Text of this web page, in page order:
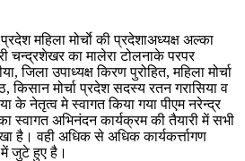
महिला मोर्चाे की प्रदेशाअध्यक्ष अल्का
चन्द्रशेखर का मालेरा टोलनाके परपर
जिला उपाध्यक्ष किरण पुरोहित, महिला मोर्चा
किसान मोर्चा प्रदेश सदस्य रतन गरासिया व
के नेतृत्व मे स्वागत किया गया पीएम नरेन्द्र
स्वागत अभिनंदन कार्यक्रम की तैयारी में सभी
है। वही अधिक से अधिक कार्यकर्त्तागण
जुटे हुए है।